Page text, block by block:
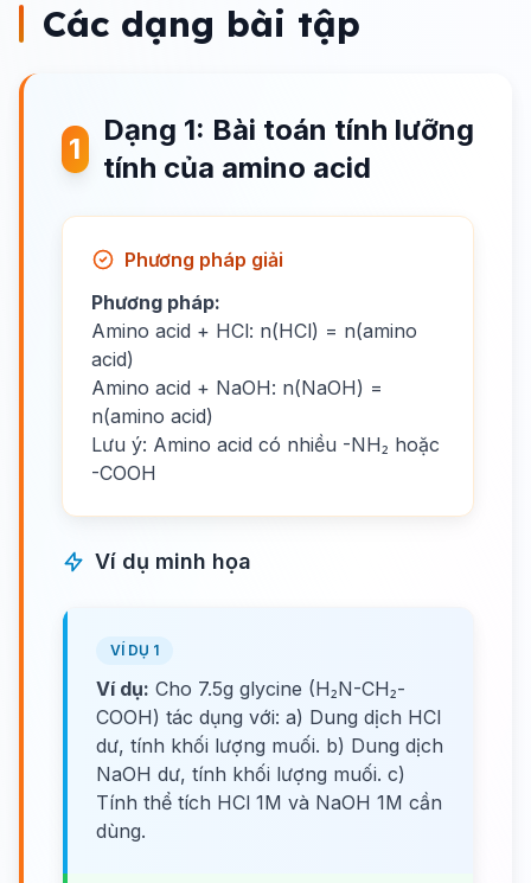
Các dạng bài tập
1
Dạng 1: Bài toán tính lưỡng
tính của amino acid
Phương pháp giải
Phương pháp:
Amino acid + HCl: n(HCl) = n(amino
acid)
Amino acid + NaOH: n(NaOH) =
n(amino acid)
Lưu ý: Amino acid có nhiều -NH₂ hoặc
-COOH
Ví dụ minh họa
VÍ DỤ 1
Ví dụ: Cho 7.5g glycine (H₂N-CH₂-
COOH) tác dụng với: a) Dung dịch HCl
dư, tính khối lượng muối. b) Dung dịch
NaOH dư, tính khối lượng muối. c)
Tính thể tích HCl 1M và NaOH 1M cần
dùng.